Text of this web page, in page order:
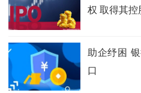
权 取得其控
助企纾困
口